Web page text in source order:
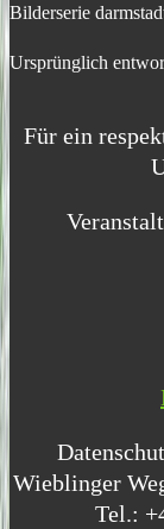
Bilderserie
Ursprünglich
Für ein
Wieblinger
Tel.: